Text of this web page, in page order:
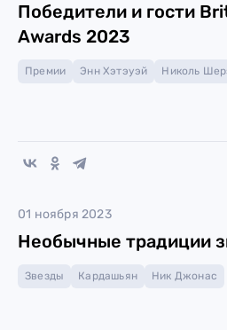
Победители и гости
Awards 2023
Премии Энн Хэтэуэй Николь
01 ноября 2023
Необычные традиции
Звезды Кардашьян Ник Джонас